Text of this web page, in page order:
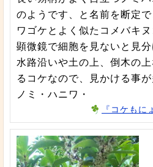
のようです、と名前を断定
ワゴケとよく似たコメバキ
顕微鏡で細胞を見ないと見分
水路沿いや土の上、倒木の
るコケなので、見かける事が
ノミ・ハニワ・
『コケも